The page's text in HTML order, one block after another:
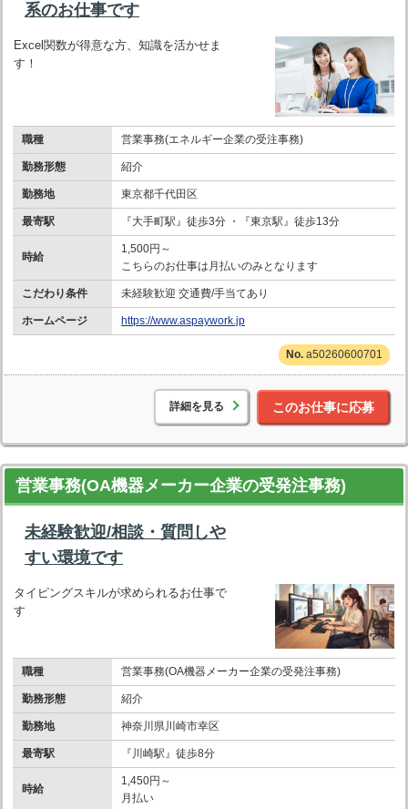
系のお仕事です
Excel関数が得意な方、知識を活かせま
す！
職種 営業事務(エネルギー企業の受注事務)
勤務形態 紹介
勤務地 東京都千代田区
最寄駅 『大手町駅』徒歩3分 ・『東京駅』徒歩13分
時給
1,500円～
こちらのお仕事は月払いのみとなります
こだわり条件 未経験歓迎 交通費/手当てあり
ホームページ https://www.aspaywork.jp
a50260600701
詳細を見る このお仕事に応募
営業事務(OA機器メーカー企業の受発注事務)
未経験歓迎/相談・質問しや
すい環境です
タイピングスキルが求められるお仕事で
す
職種 営業事務(OA機器メーカー企業の受発注事務)
勤務形態 紹介
勤務地 神奈川県川崎市幸区
最寄駅 『川崎駅』徒歩8分
時給
1,450円～
月払い